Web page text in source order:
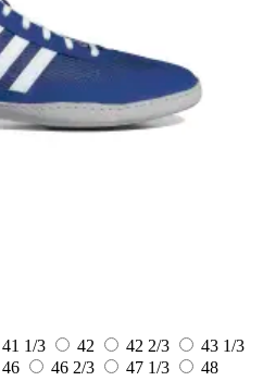
41 1/3 42 42 2/3
43 1/3
46 46 2/3 47 1/3
48